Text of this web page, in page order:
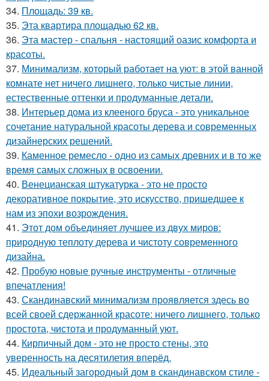
34. Площадь: 39 кв.
35. Эта квартира площадью 62 кв.
36. Эта мастер - спальня - настоящий оазис комфорта и
красоты.
37. Минимализм, который работает на уют: в этой ванной
комнате нет ничего лишнего, только чистые линии,
естественные оттенки и продуманные детали.
38. Интерьер дома из клееного бруса - это уникальное
сочетание натуральной красоты дерева и современных
дизайнерских решений.
39. Каменное ремесло - одно из самых древних и в то же
время самых сложных в освоении.
40. Венецианская штукатурка - это не просто
декоративное покрытие, это искусство, пришедшее к
нам из эпохи возрождения.
41. Этот дом объединяет лучшее из двух миров:
природную теплоту дерева и чистоту современного
дизайна.
42. Пробую новые ручные инструменты - отличные
впечатления!
43. Скандинавский минимализм проявляется здесь во
всей своей сдержанной красоте: ничего лишнего, только
простота, чистота и продуманный уют.
44. Кирпичный дом - это не просто стены, это
уверенность на десятилетия вперёд.
45. Идеальный загородный дом в скандинавском стиле -